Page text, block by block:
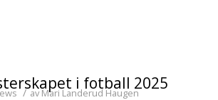
i fotball 2025
/ avMari Landerud Haugen